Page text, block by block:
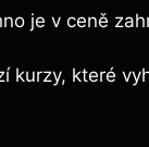
je v ceně
kurzy, které